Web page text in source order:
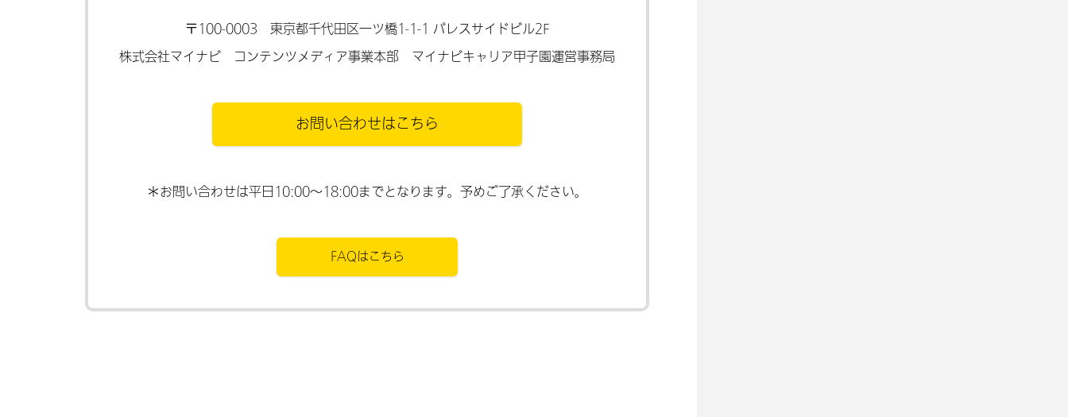
〒100-0003 東京都千代田区一ツ橋1-1-1 パレスサイドビル2F
株式会社マイナビ コンテンツメディア事業本部 マイナビキャリア甲子園運営事務局
お問い合わせはこちら
＊お問い合わせは平日10:00～18:00までとなります。予めご了承ください。
FAQはこちら